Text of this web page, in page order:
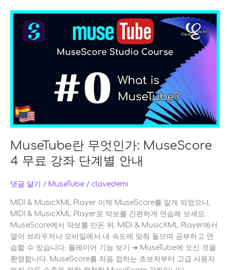
MuseTube란 무엇인가: MuseScore
4 무료 강좌 단계별 안내
댓글 달기 / MuseTube / clavedemi
MIDI & MusicXML Player 이제 MuseScore를 알게 되었으니,
MIDI & MusicXML Player로 악보를 간편하게 연습해 보세요.
MuseScore에서 악보를 만든 뒤, MIDI & MusicXML Player에서
열어 브라우저나 모바일에서 내 속도에 맞춰 들으며 공부하고 연
습할 수 있습니다. 플레이어 기능 보기 ➜ MuseTube에 오신 것을
환영합니다. MuseScore를 처음 접하는 초보자부터 고급 사용자
MuseTube
무
료
강
좌
단
계
안